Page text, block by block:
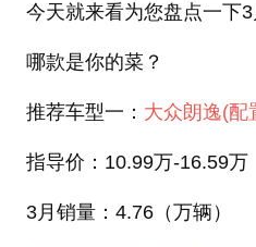
今天就来看为您盘点一下
哪款是你的菜？
推荐车型一： 大众朗逸(配
指导价： 10.99万-16.59万
3月销量： 4.76（万辆）